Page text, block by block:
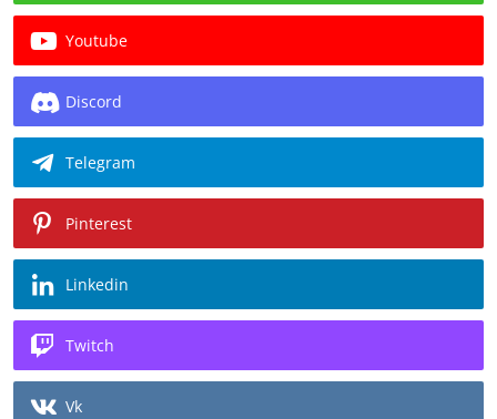
Youtube
Discord
Telegram
Pinterest
Linkedin
Twitch
Vk